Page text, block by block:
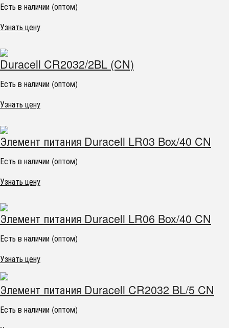
Есть в наличии (оптом)
Узнать цену
Duracell CR2032/2BL (CN)
Есть в наличии (оптом)
Узнать цену
Элемент питания Duracell LR03 Box/40 CN
Есть в наличии (оптом)
Узнать цену
Элемент питания Duracell LR06 Box/40 CN
Есть в наличии (оптом)
Узнать цену
Элемент питания Duracell CR2032 BL/5 CN
Есть в наличии (оптом)